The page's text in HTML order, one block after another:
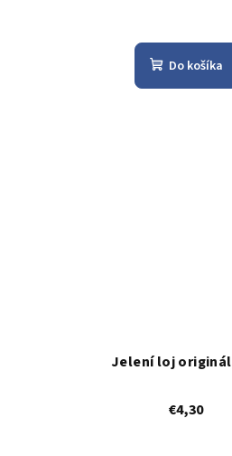
Do košíka
Jelení loj originál
€4,30